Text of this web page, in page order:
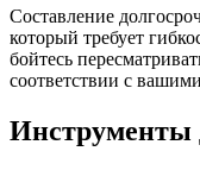
Составление
который требует
бойтесь
соответствии с
Инструменты